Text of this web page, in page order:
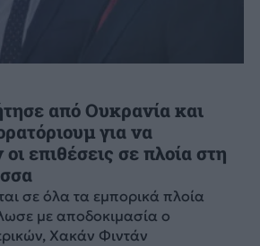
από Ουκρανία και
για να
επιθέσεις σε πλοία στη
σε όλα τα εμπορικά πλοία
με αποδοκιμασία ο
Χακάν Φιντάν